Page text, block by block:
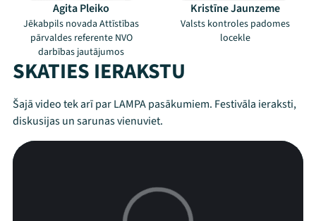
Mana programma
Festivāls
Programma
Viņi bija LAMPĀ 2026
Agita Pleiko
Jēkabpils novada Attīstības
pārvaldes referente NVO
darbības jautājumos
Kristīne Jaunzeme
Valsts kontroles padomes
locekle
SKATIES IERAKSTU
Šajā video tek arī par LAMPA pasākumiem. Festivāla ieraksti,
diskusijas un sarunas vienuviet.